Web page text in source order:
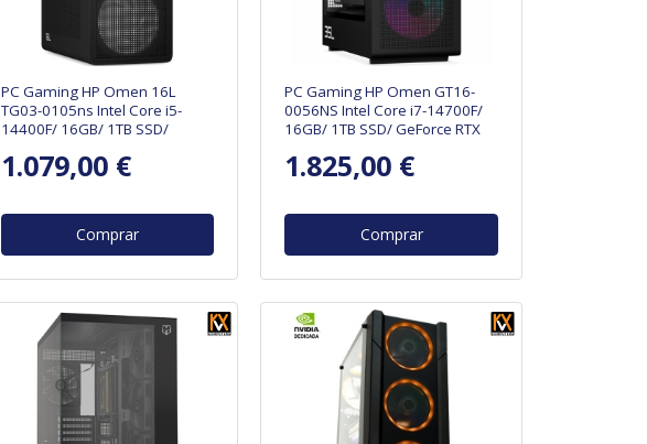
PC Gaming HP Omen 16L
TG03-0105ns Intel Core i5-
14400F/ 16GB/ 1TB SSD/
Operativo
1.079,00 €
Comprar
PC Gaming HP Omen GT16-
0056NS Intel Core i7-14700F/
16GB/ 1TB SSD/ GeForce RTX
1.825,00 €
Comprar